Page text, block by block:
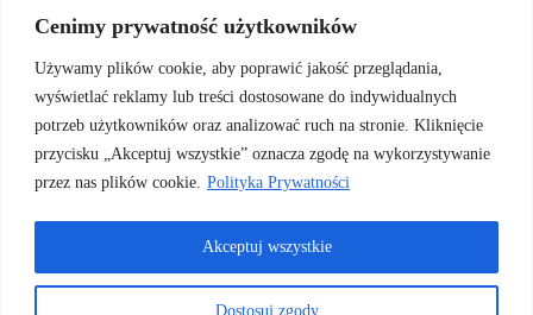
Cenimy prywatność użytkowników
Używamy plików cookie, aby poprawić jakość przeglądania,
wyświetlać reklamy lub treści dostosowane do indywidualnych
potrzeb użytkowników oraz analizować ruch na stronie. Kliknięcie
przycisku „Akceptuj wszystkie” oznacza zgodę na wykorzystywanie
przez nas plików cookie. Polityka Prywatności
Dostosuj zgody
Akceptuj wszystkie
Dodatkowe informacje
Polityka prywatności
Regulamin sklepu
Regulamin sesji